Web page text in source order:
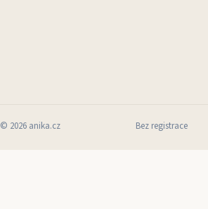
© 2026 anika.cz Bez registrace